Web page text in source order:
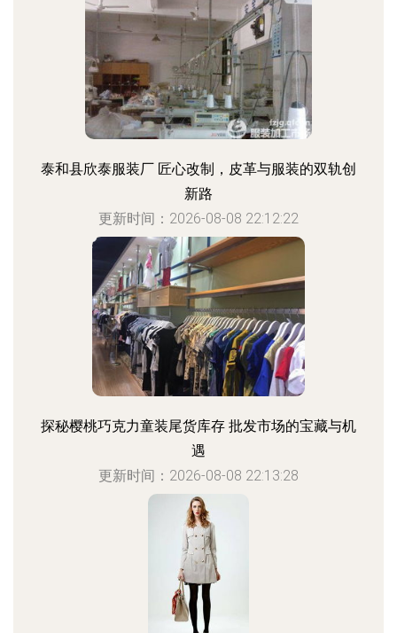
泰和县欣泰服装厂 匠心改制，皮革与服装的双轨创
新路
更新时间：2026-08-08 22:12:22
探秘樱桃巧克力童装尾货库存 批发市场的宝藏与机
遇
更新时间：2026-08-08 22:13:28